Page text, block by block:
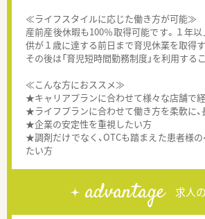
≪ライフスタイルに応じた働き方が可能≫
産前産後休暇も100％取得可能です。１年
供が１歳に達する前日まで育児休業を取得
その後は「育児短時間勤務制度」を利用する
≪こんな方におススメ≫
★キャリアプランに合わせて様々な店舗で
★ライフプランに合わせて働き方を柔軟に
★企業の安定性を重視したい方
★調剤だけでなく、OTCも踏まえた患者様
たい方
advantage 求人